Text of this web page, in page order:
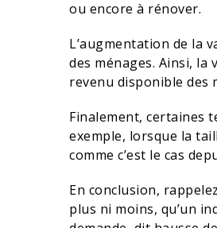
ou encore à rénover.
L’augmentation de la
des ménages. Ainsi, la
revenu disponible des
Finalement, certaines
exemple, lorsque la
comme c’est le cas
En conclusion,
plus ni moins, qu’un